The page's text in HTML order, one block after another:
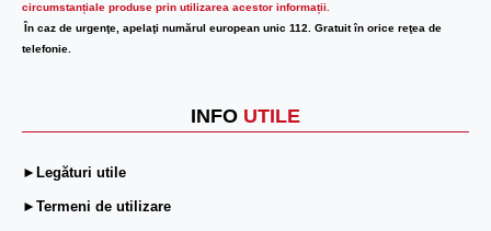
circumstanțiale produse prin utilizarea acestor informații.
În caz de urgenţe, apelaţi numărul european unic 112. Gratuit în orice reţea de
telefonie.
INFO UTILE
►Legături utile
►Termeni de utilizare